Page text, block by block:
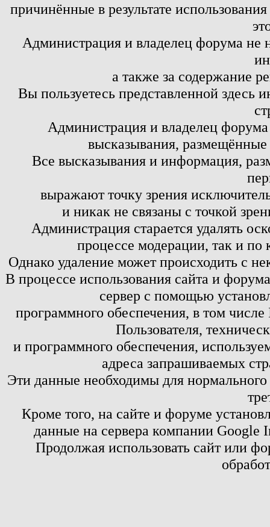
причинённые в результате
Администрация и владелец форума не
а также за содержание
Вы пользуетесь представленной здесь
Администрация и владелец
высказывания,
Все высказывания и информация,
выражают точку зрения
и никак не связаны с точкой
Администрация старается удалять
процессе модерации, так и по
Однако удаление может происходить с
В процессе использования сайта и
сервер с помощью
программного обеспечения, в том
Пользователя,
и программного обеспечения,
адреса запрашиваемых
Эти данные необходимы для
Кроме того, на сайте и форуме
данные на сервера компании
Продолжая использовать сайт или